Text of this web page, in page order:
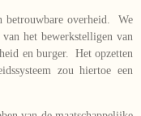
betrouwbare overheid. We
het bewerkstelligen van
en burger. Het opzetten
zou hiertoe een